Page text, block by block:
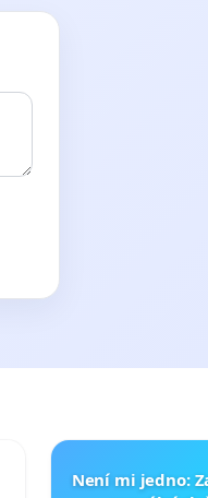
Není mi jedno: